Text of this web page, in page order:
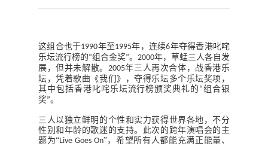
这组合也于1990年至1995年，连续6年夺得香港叱咤
乐坛流行榜的“组合金奖”。 2000年，草蜢三人各自发
展，但并未解散。 2005年三人再次合体，战香港乐
坛，凭着歌曲《我们》，夺得乐坛多个乐坛奖项，
其中包括香港叱咤乐坛流行榜颁奖典礼的 “组合银
奖”。
三人以独立鲜明的个性和实力获得世界各地，不分
性别和年龄的歌迷的支持。此次的跨年演唱会的主
题为“Live Goes On”，希望所有人都能充满正能量、